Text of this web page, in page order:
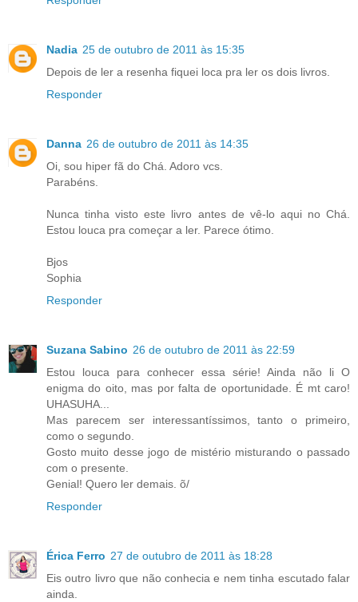
Nadia 25 de outubro de 2011 às 15:35
Depois de ler a resenha fiquei loca pra ler os dois livros.
Responder
Danna 26 de outubro de 2011 às 14:35
Oi, sou hiper fã do Chá. Adoro vcs.
Parabéns.
Nunca tinha visto este livro antes de vê-lo aqui no Chá.
Estou louca pra começar a ler. Parece ótimo.
Bjos
Sophia
Responder
Suzana Sabino 26 de outubro de 2011 às 22:59
Estou louca para conhecer essa série! Ainda não li O
enigma do oito, mas por falta de oportunidade. É mt caro!
UHASUHA...
Mas parecem ser interessantíssimos, tanto o primeiro,
como o segundo.
Gosto muito desse jogo de mistério misturando o passado
com o presente.
Genial! Quero ler demais. õ/
Responder
Érica Ferro 27 de outubro de 2011 às 18:28
Eis outro livro que não conhecia e nem tinha escutado falar
ainda.